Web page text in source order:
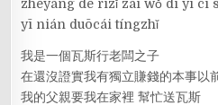
zhèyàng de rìzǐ zài wǒ dì yī cì
yī nián duōcái tíngzhǐ
我是一個瓦斯行老闆之子
在還沒證實我有獨立賺錢的本事以
我的父親要我在家裡 幫忙送瓦斯